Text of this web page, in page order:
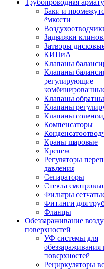
Трубопроводная
Баки и
ёмкости
Задвижки
Затворы
КИПиА
Клапаны
Клапаны
регулирующие
Клапаны
Клапаны
Клапаны
Компенсаторы
Краны шаровые
Крепеж
Регуляторы
давления
Сепараторы
Стекла
Фильтры
Фитинги для труб
Фланцы
Обеззараживание
поверхностей
УФ системы для
обеззараживания
поверхностей
Рециркуляторы